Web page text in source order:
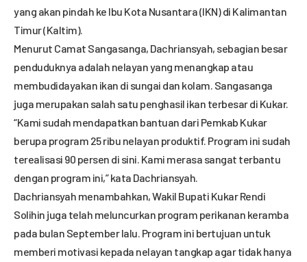
yang akan pindah ke Ibu Kota Nusantara (IKN) di Kalimantan
Timur (Kaltim).
Menurut Camat Sangasanga, Dachriansyah, sebagian besar
penduduknya adalah nelayan yang menangkap atau
membudidayakan ikan di sungai dan kolam. Sangasanga
juga merupakan salah satu penghasil ikan terbesar di Kukar.
“Kami sudah mendapatkan bantuan dari Pemkab Kukar
berupa program 25 ribu nelayan produktif. Program ini sudah
terealisasi 90 persen di sini. Kami merasa sangat terbantu
dengan program ini,” kata Dachriansyah.
Dachriansyah menambahkan, Wakil Bupati Kukar Rendi
Solihin juga telah meluncurkan program perikanan keramba
pada bulan September lalu. Program ini bertujuan untuk
memberi motivasi kepada nelayan tangkap agar tidak hanya